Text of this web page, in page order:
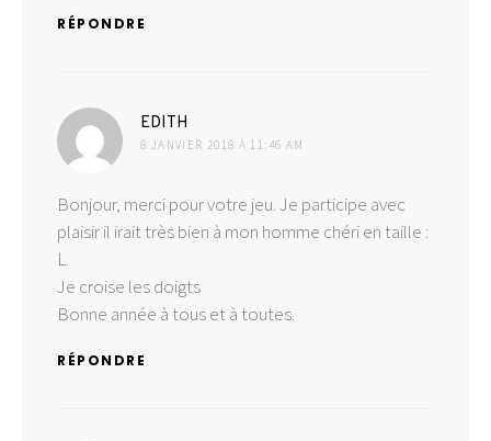
RÉPONDRE
EDITH
8 JANVIER 2018 À 11:46 AM
Bonjour, merci pour votre jeu. Je participe avec
plaisir il irait très bien à mon homme chéri en taille :
L.
Je croise les doigts
Bonne année à tous et à toutes.
RÉPONDRE